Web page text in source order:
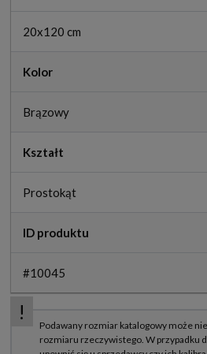
20x120 cm
Kolor
Brązowy
Kształt
Prostokąt
ID produktu
#10045